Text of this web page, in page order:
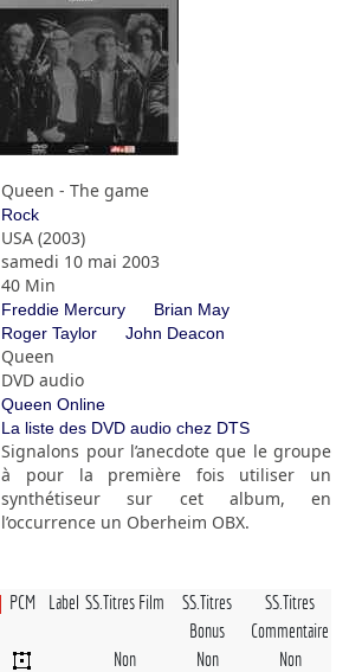
Queen - The game
Rock
USA (2003)
samedi 10 mai 2003
40 Min
Freddie Mercury
Brian May
Roger Taylor
John Deacon
Queen
DVD audio
Queen Online
La liste des DVD audio chez DTS
Signalons pour l’anecdote que le groupe
à pour la première fois utiliser un
synthétiseur sur cet album, en
l’occurrence un Oberheim OBX.
PCM Label SS.Titres Film
SS.Titres
Bonus
SS.Titres
Commentaire
Non Non
Non